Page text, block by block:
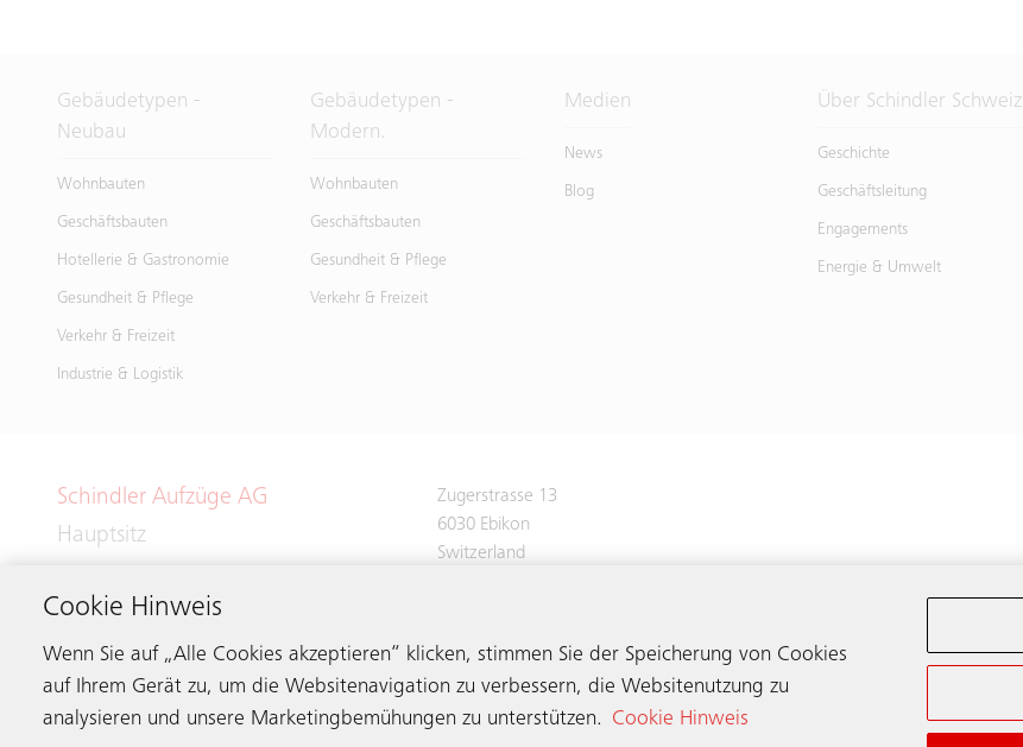
Gebäudetypen -
Neubau
Wohnbauten
Geschäftsbauten
Hotellerie & Gastronomie
Gesundheit & Pflege
Verkehr & Freizeit
Industrie & Logistik
Gebäudetypen -
Modern.
Wohnbauten
Geschäftsbauten
Gesundheit & Pflege
Verkehr & Freizeit
Medien
News
Blog
Über Schindler Schweiz
Geschichte
Geschäftsleitung
Engagements
Energie & Umwelt
Schindler Aufzüge AG
Hauptsitz
Zugerstrasse 13
6030 Ebikon
Switzerland
Cookie Hinweis
Wenn Sie auf „Alle Cookies akzeptieren“ klicken, stimmen Sie der Speicherung von Cookies
auf Ihrem Gerät zu, um die Websitenavigation zu verbessern, die Websitenutzung zu
analysieren und unsere Marketingbemühungen zu unterstützen.
Cookie Hinweis